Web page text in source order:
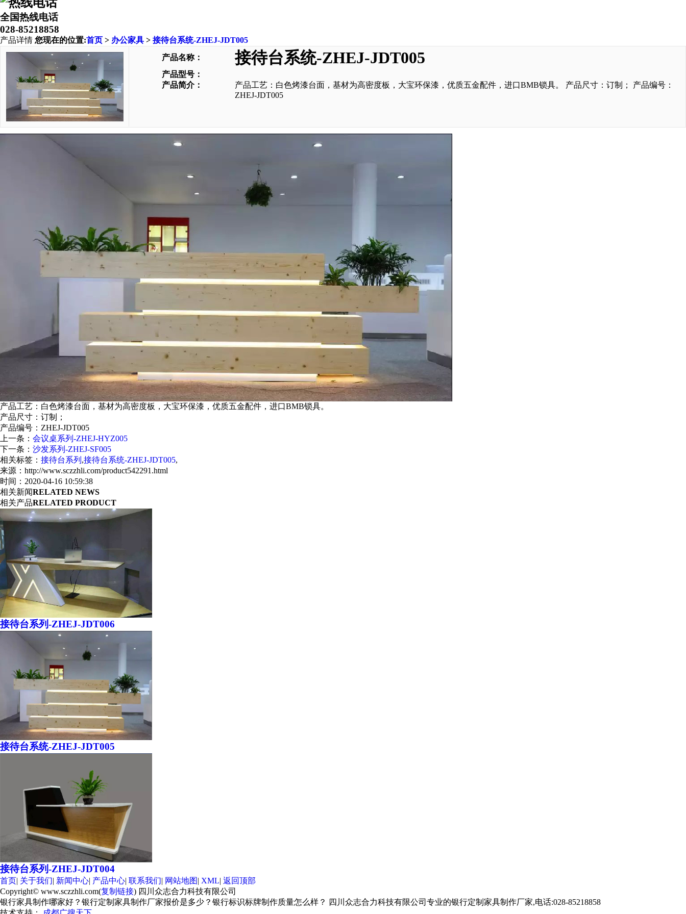
全国热线电话
028-85218858
产品详情 您现在的位置:首页 > 办公家具 > 接待台系统-ZHEJ-JDT005
产品名称：
接待台系统-ZHEJ-JDT005
产品型号：
产品简介：
产品工艺：白色烤漆台面，基材为高密度板，大宝环保漆，优质五金配件，进口BMB锁具。 产品尺寸：订制； 产品编号：
ZHEJ-JDT005
产品工艺：白色烤漆台面，基材为高密度板，大宝环保漆，优质五金配件，进口BMB锁具。
产品尺寸：订制；
产品编号：ZHEJ-JDT005
上一条： 会议桌系列-ZHEJ-HYZ005
下一条： 沙发系列-ZHEJ-SF005
相关标签： 接待台系列 ,接待台系统-ZHEJ-JDT005,
来源：http://www.sczzhli.com/product542291.html
时间：2020-04-16 10:59:38
相关新闻RELATED NEWS
相关产品RELATED PRODUCT
接待台系列-ZHEJ-JDT006
接待台系统-ZHEJ-JDT005
接待台系列-ZHEJ-JDT004
首页| 关于我们| 新闻中心| 产品中心| 联系我们| 网站地图| XML| 返回顶部
Copyright© www.sczzhli.com(复制链接) 四川众志合力科技有限公司
银行家具制作哪家好？银行定制家具制作厂家报价是多少？银行标识标牌制作质量怎么样？ 四川众志合力科技有限公司专业的银行定制家具制作厂家,电话:028-85218858